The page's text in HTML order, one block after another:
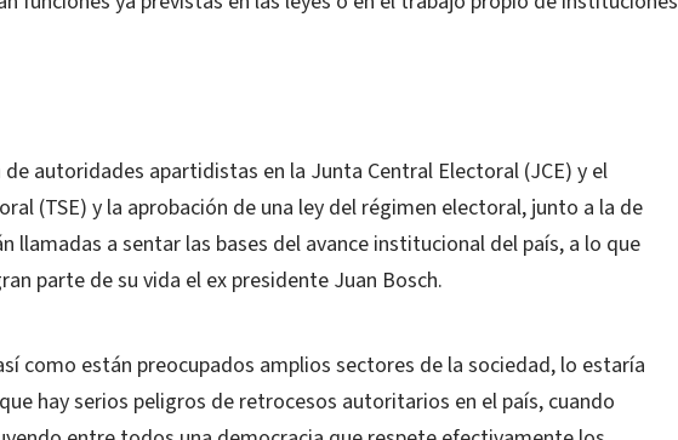
de autoridades apartidistas en la Junta Central Electoral (JCE) y el
(TSE) y la aprobación de una ley del régimen electoral, junto a la de
llamadas a sentar las bases del avance institucional del país, a lo que
parte de su vida el ex presidente Juan Bosch.
como están preocupados amplios sectores de la sociedad, lo estaría
hay serios peligros de retrocesos autoritarios en el país, cuando